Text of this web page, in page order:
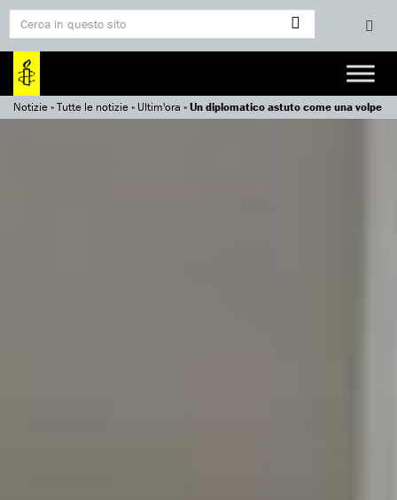
Notizie»Tutte le notizie» Ultim'ora »Un diplomatico astuto come una volpe